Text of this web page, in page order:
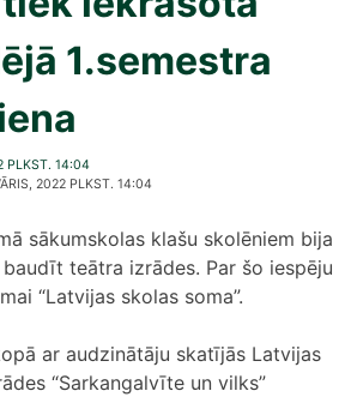
1.semestra
PLKST. 14:04
2022 PLKST. 14:04
sākumskolas klašu skolēniem bija
teātra izrādes. Par šo iespēju
“Latvijas skolas soma”.
ar audzinātāju skatījās Latvijas
“Sarkangalvīte un vilks”